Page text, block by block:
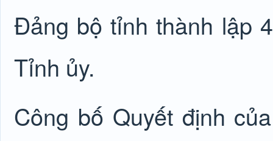
Đảng bộ tỉnh thành lập
Tỉnh ủy.
Công bố Quyết định